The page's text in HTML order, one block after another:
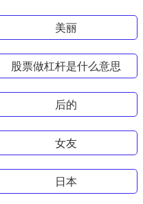
美丽
股票做杠杆是什么意思
后的
女友
日本